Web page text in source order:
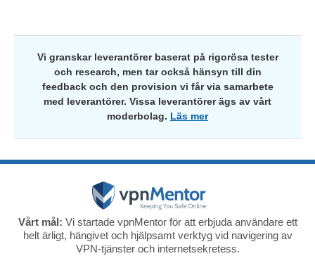
Vi granskar leverantörer baserat på rigorösa tester
och research, men tar också hänsyn till din
feedback och den provision vi får via samarbete
med leverantörer. Vissa leverantörer ägs av vårt
moderbolag. Läs mer
Vårt mål: Vi startade vpnMentor för att erbjuda användare ett
helt ärligt, hängivet och hjälpsamt verktyg vid navigering av
VPN-tjänster och internetsekretess.